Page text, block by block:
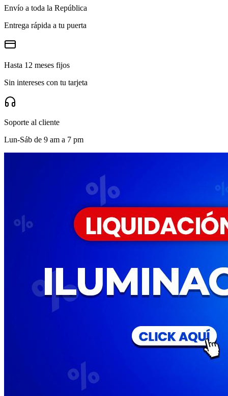
Envío a toda la República
Entrega rápida a tu puerta
Hasta 12 meses fijos
Sin intereses con tu tarjeta
Soporte al cliente
Lun-Sáb de 9 am a 7 pm